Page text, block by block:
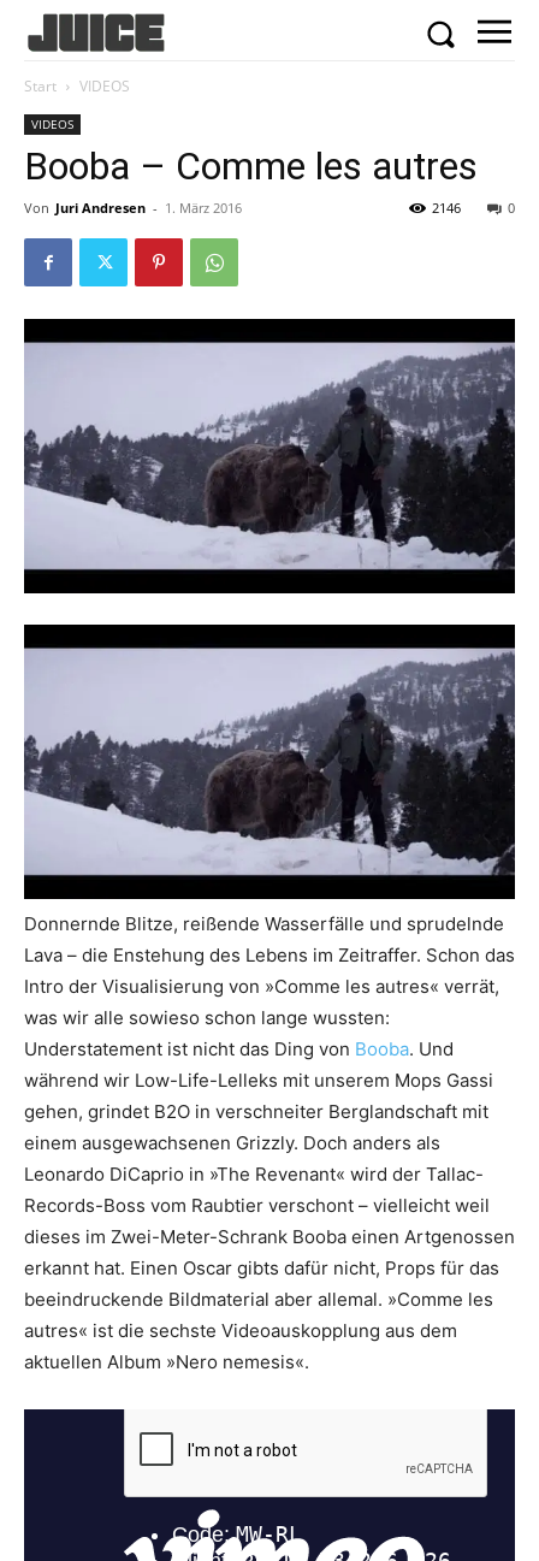
Start VIDEOS
VIDEOS
Booba – Comme les autres
Von Juri Andresen - 1. März 2016 0
2146
Donnernde Blitze, reißende Wasserfälle und sprudelnde
Lava – die Enstehung des Lebens im Zeitraffer. Schon das
Intro der Visualisierung von »Comme les autres« verrät,
was wir alle sowieso schon lange wussten:
Understatement ist nicht das Ding von Booba. Und
während wir Low-Life-Lelleks mit unserem Mops Gassi
gehen, grindet B2O in verschneiter Berglandschaft mit
einem ausgewachsenen Grizzly. Doch anders als
Leonardo DiCaprio in »The Revenant« wird der Tallac-
Records-Boss vom Raubtier verschont – vielleicht weil
dieses im Zwei-Meter-Schrank Booba einen Artgenossen
erkannt hat. Einen Oscar gibts dafür nicht, Props für das
beeindruckende Bildmaterial aber allemal. »Comme les
autres« ist die sechste Videoauskopplung aus dem
aktuellen Album »Nero nemesis«.